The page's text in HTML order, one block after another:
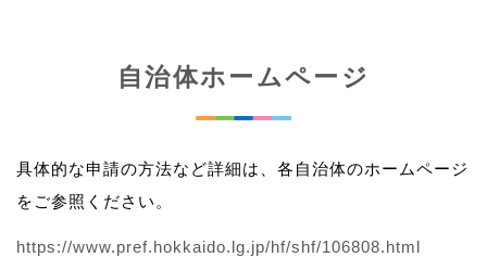
自治体ホームページ
具体的な申請の方法など詳細は、各自治体のホームページ
をご参照ください。
https://www.pref.hokkaido.lg.jp/hf/shf/106808.html